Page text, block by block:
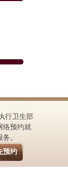
行卫生部
络预约就
。
预约